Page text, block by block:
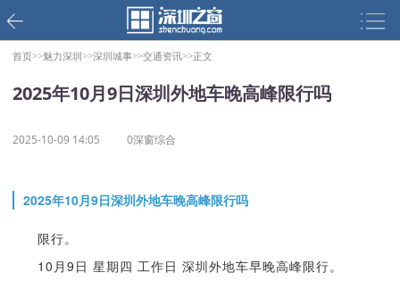
首页>>魅力深圳>>深圳城事>>交通资讯>>正文
2025年10月9日深圳外地车晚高峰限行吗
2025-10-09 14:05 0深窗综合
2025年10月9日深圳外地车晚高峰限行吗
限行。
10月9日 星期四 工作日 深圳外地车早晚高峰限行。